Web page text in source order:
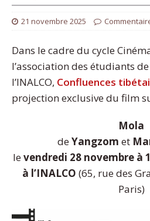
21 novembre 2025
Dans le cadre du cycle
l’association des étudiants
l’INALCO, Confluences
projection exclusive du film
Mola
deYangzom et
levendredi 28 novembre à
à l’INALCO (65, rue des
Paris)